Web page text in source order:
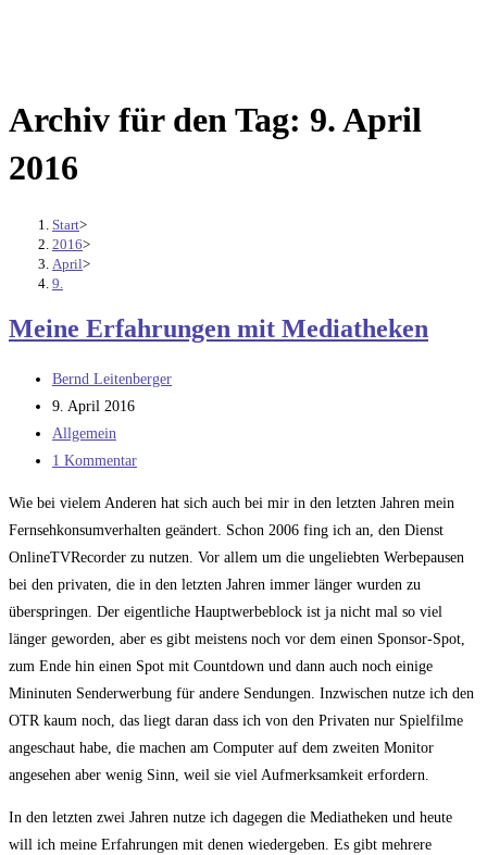
Archiv für den Tag: 9. April
2016
Start>
2016>
April>
9.
Meine Erfahrungen mit Mediatheken
Beitrags-
Autor:
Bernd Leitenberger
Beitrag
veröffentlicht:
9. April 2016
Beitrags-
Kategorie:
Allgemein
Beitrags-
1 Kommentar
Wie bei vielem Anderen hat sich auch bei mir in den letzten Jahren mein
Fernsehkonsumverhalten geändert. Schon 2006 fing ich an, den Dienst
OnlineTVRecorder zu nutzen. Vor allem um die ungeliebten Werbepausen
bei den privaten, die in den letzten Jahren immer länger wurden zu
überspringen. Der eigentliche Hauptwerbeblock ist ja nicht mal so viel
länger geworden, aber es gibt meistens noch vor dem einen Sponsor-Spot,
zum Ende hin einen Spot mit Countdown und dann auch noch einige
Mininuten Senderwerbung für andere Sendungen. Inzwischen nutze ich den
OTR kaum noch, das liegt daran dass ich von den Privaten nur Spielfilme
angeschaut habe, die machen am Computer auf dem zweiten Monitor
angesehen aber wenig Sinn, weil sie viel Aufmerksamkeit erfordern.
In den letzten zwei Jahren nutze ich dagegen die Mediatheken und heute
will ich meine Erfahrungen mit denen wiedergeben. Es gibt mehrere